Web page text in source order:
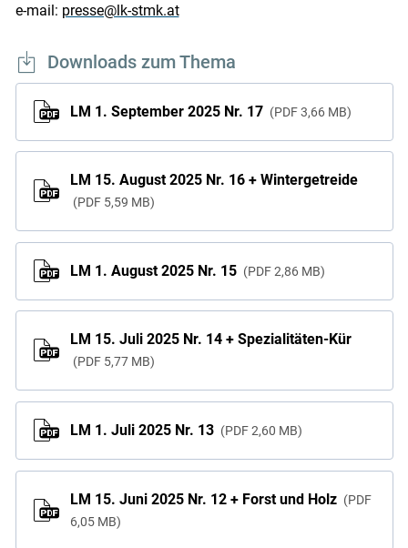
e-mail: presse@lk-stmk.at
Downloads zum Thema
LM 1. September 2025 Nr. 17 PDF 3,66 MB
LM 15. August 2025 Nr. 16 + Wintergetreide
PDF 5,59 MB
LM 1. August 2025 Nr. 15 PDF 2,86 MB
LM 15. Juli 2025 Nr. 14 + Spezialitäten-Kür
PDF 5,77 MB
LM 1. Juli 2025 Nr. 13 PDF 2,60 MB
LM 15. Juni 2025 Nr. 12 + Forst und Holz
PDF
6,05 MB